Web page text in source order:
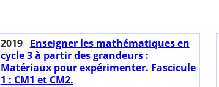
2019
Enseigner les mathématiques en
cycle 3 à partir des grandeurs :
Matériaux pour expérimenter. Fascicule
1 : CM1 et CM2.